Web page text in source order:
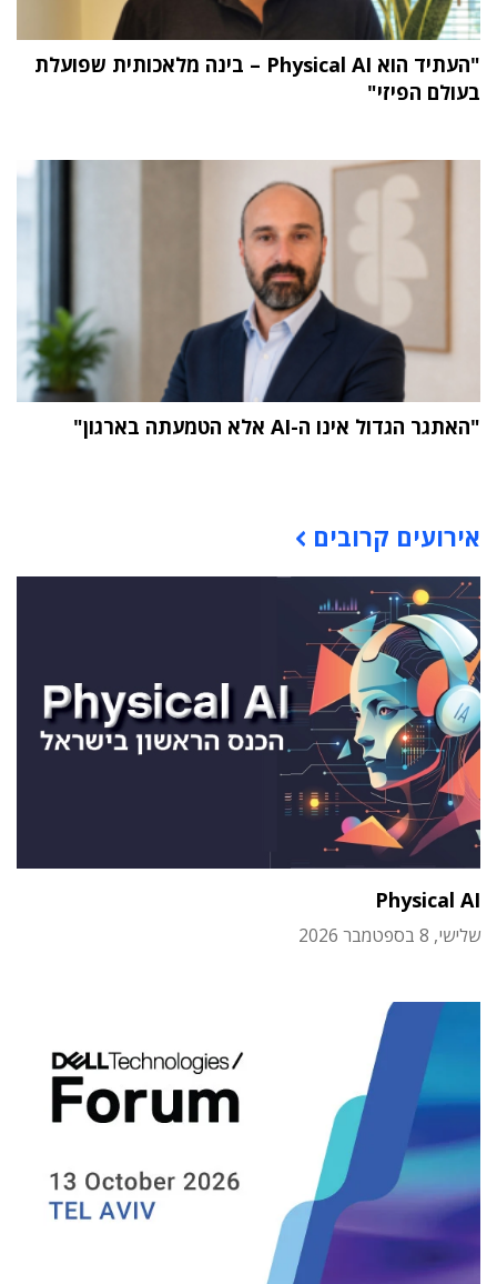
"העתיד הוא Physical AI – בינה מלאכותית שפועלת
בעולם הפיזי"
"האתגר הגדול אינו ה-AI אלא הטמעתה בארגון"
אירועים קרובים
Physical AI
שלישי, 8 בספטמבר 2026